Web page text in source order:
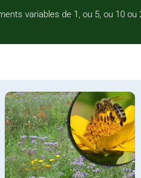
variables de 1, ou 5, ou 10 ou